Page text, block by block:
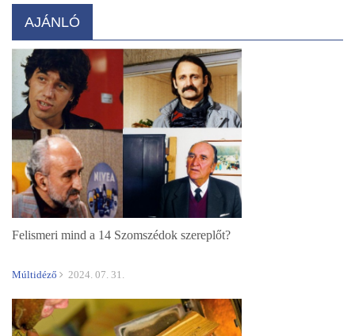
AJÁNLÓ
Felismeri mind a 14 Szomszédok szereplőt?
Múltidéző 2024. 07. 31.